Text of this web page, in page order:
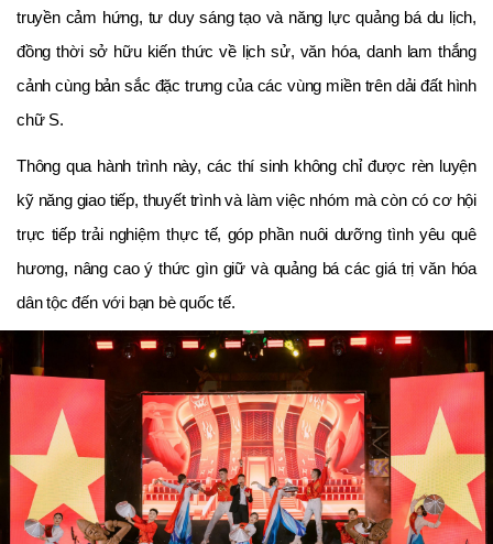
truyền cảm hứng, tư duy sáng tạo và năng lực quảng bá du lịch,
đồng thời sở hữu kiến thức về lịch sử, văn hóa, danh lam thắng
cảnh cùng bản sắc đặc trưng của các vùng miền trên dải đất hình
chữ S.
Thông qua hành trình này, các thí sinh không chỉ được rèn luyện
kỹ năng giao tiếp, thuyết trình và làm việc nhóm mà còn có cơ hội
trực tiếp trải nghiệm thực tế, góp phần nuôi dưỡng tình yêu quê
hương, nâng cao ý thức gìn giữ và quảng bá các giá trị văn hóa
dân tộc đến với bạn bè quốc tế.